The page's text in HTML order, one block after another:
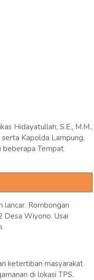
Hidayatullah, S.E., M.M.,
Kapolda Lampung,
beberapa Tempat
lancar. Rombongan
Desa Wiyono. Usai
ketertiban masyarakat
di lokasi TPS.